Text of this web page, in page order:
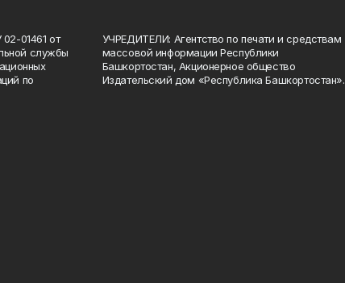
01461 от
службы
по
УЧРЕДИТЕЛИ: Агентство по печати и средствам
массовой информации Республики
Башкортостан, Акционерное общество
Издательский дом «Республика Башкортостан».